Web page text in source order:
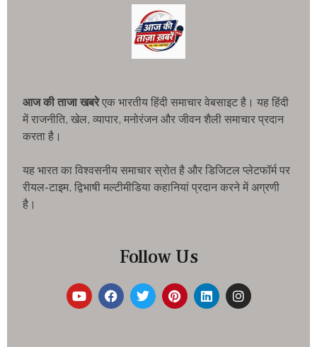
आज की ताजा खबरेएक भारतीय हिंदी समाचार वेबसाइट है। यह हिंदी
में राजनीति, खेल, व्यापार, मनोरंजन और जीवन शैली समाचार प्रदान
करता है।
यह भारत का विश्वसनीय समाचार स्रोत है और डिजिटल प्लेटफॉर्म पर
रीयल-टाइम, द्विभाषी मल्टीमीडिया कहानियां प्रदान करने में अग्रणी
है।
Follow Us